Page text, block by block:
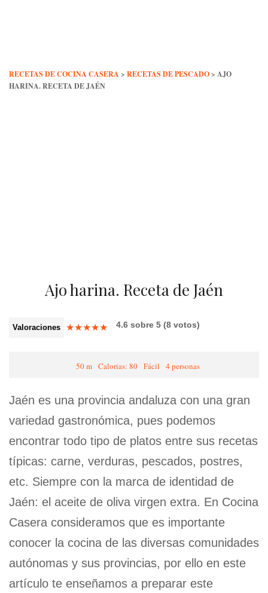
RECETAS DE COCINA CASERA > RECETAS DE PESCADO> AJO
HARINA. RECETA DE JAÉN
Ajo harina. Receta de Jaén
Valoraciones ★★★★★ 4.6 sobre 5 (8 votos)
50 m Calorias: 80 Fácil 4 personas
Jaén es una provincia andaluza con una gran
variedad gastronómica, pues podemos
encontrar todo tipo de platos entre sus recetas
típicas: carne, verduras, pescados, postres,
etc. Siempre con la marca de identidad de
Jaén: el aceite de oliva virgen extra. En Cocina
Casera consideramos que es importante
conocer la cocina de las diversas comunidades
autónomas y sus provincias, por ello en este
artículo te enseñamos a preparar este